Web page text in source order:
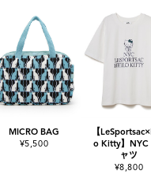
MICRO BAG
¥5,500
【
o Kitty】NYC
ャツ
¥8,800